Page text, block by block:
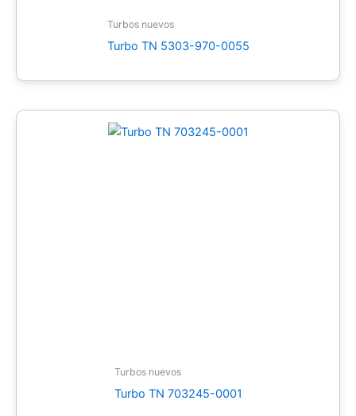
Turbos nuevos
Turbo TN 5303-970-0055
Turbos nuevos
Turbo TN 703245-0001